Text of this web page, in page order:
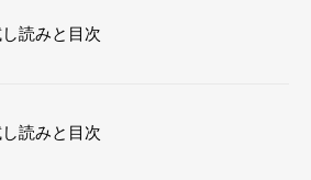
読みと目次
読みと目次